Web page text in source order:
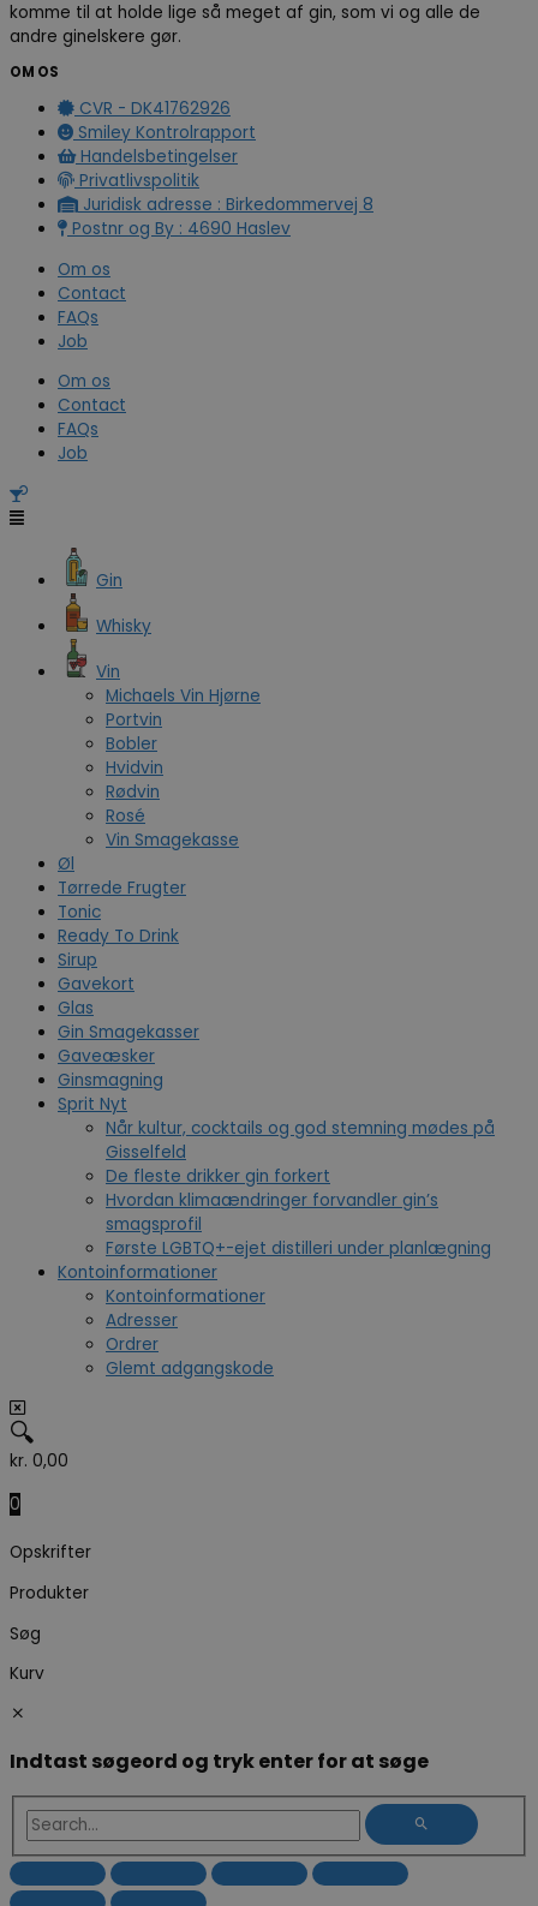
komme til at holde lige så meget af gin, som vi og alle de
andre ginelskere gør.
OM OS
CVR - DK41762926
Smiley Kontrolrapport
Handelsbetingelser
Privatlivspolitik
Juridisk adresse : Birkedommervej 8
Postnr og By : 4690 Haslev
Om os
Contact
FAQs
Job
Om os
Contact
FAQs
Job
Gin
Whisky
Vin
Michaels Vin Hjørne
Portvin
Bobler
Hvidvin
Rødvin
Rosé
Vin Smagekasse
Øl
Tørrede Frugter
Tonic
Ready To Drink
Sirup
Gavekort
Glas
Gin Smagekasser
Gaveæsker
Ginsmagning
Sprit Nyt
Når kultur, cocktails og god stemning mødes på
Gisselfeld
De fleste drikker gin forkert
Hvordan klimaændringer forvandler gin’s
smagsprofil
Første LGBTQ+-ejet distilleri under planlægning
Kontoinformationer
Kontoinformationer
Adresser
Ordrer
Glemt adgangskode
🔍
kr. 0,00
0
Opskrifter
Produkter
Søg
Kurv
Indtast søgeord og tryk enter for at søge